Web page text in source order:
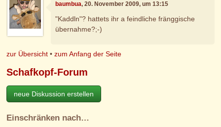
baumbua, 20. November 2009, um 13:15
"Kaddln"? hattets ihr a feindliche fränggische
übernahme?;-)
zur Übersicht •zum Anfang der Seite
Schafkopf-Forum
neue Diskussion erstellen
Einschränken nach…